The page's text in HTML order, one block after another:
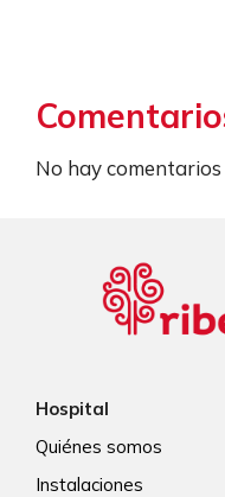
No hay
Hospital
Quiénes somos
Instalaciones